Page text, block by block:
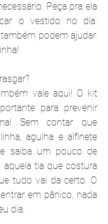
Peça pra ela
o vestido no dia.
podem ajudar.
vale aqui! O kit
para prevenir
Sem contar que
agulha e alfinete
saiba um pouco de
tia que costura
tudo vai da certo. O
em pânico, nada
dia.